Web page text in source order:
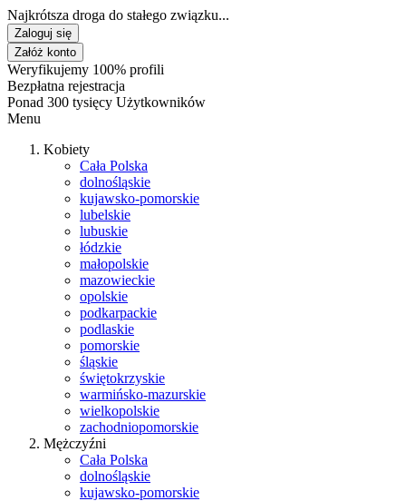
Najkrótsza droga do stałego związku...
Zaloguj się
Załóż konto
Weryfikujemy 100% profili
Bezpłatna rejestracja
Ponad 300 tysięcy Użytkowników
Menu
Kobiety
Cała Polska
dolnośląskie
kujawsko-pomorskie
lubelskie
lubuskie
łódzkie
małopolskie
mazowieckie
opolskie
podkarpackie
podlaskie
pomorskie
śląskie
świętokrzyskie
warmińsko-mazurskie
wielkopolskie
zachodniopomorskie
Mężczyźni
Cała Polska
dolnośląskie
kujawsko-pomorskie